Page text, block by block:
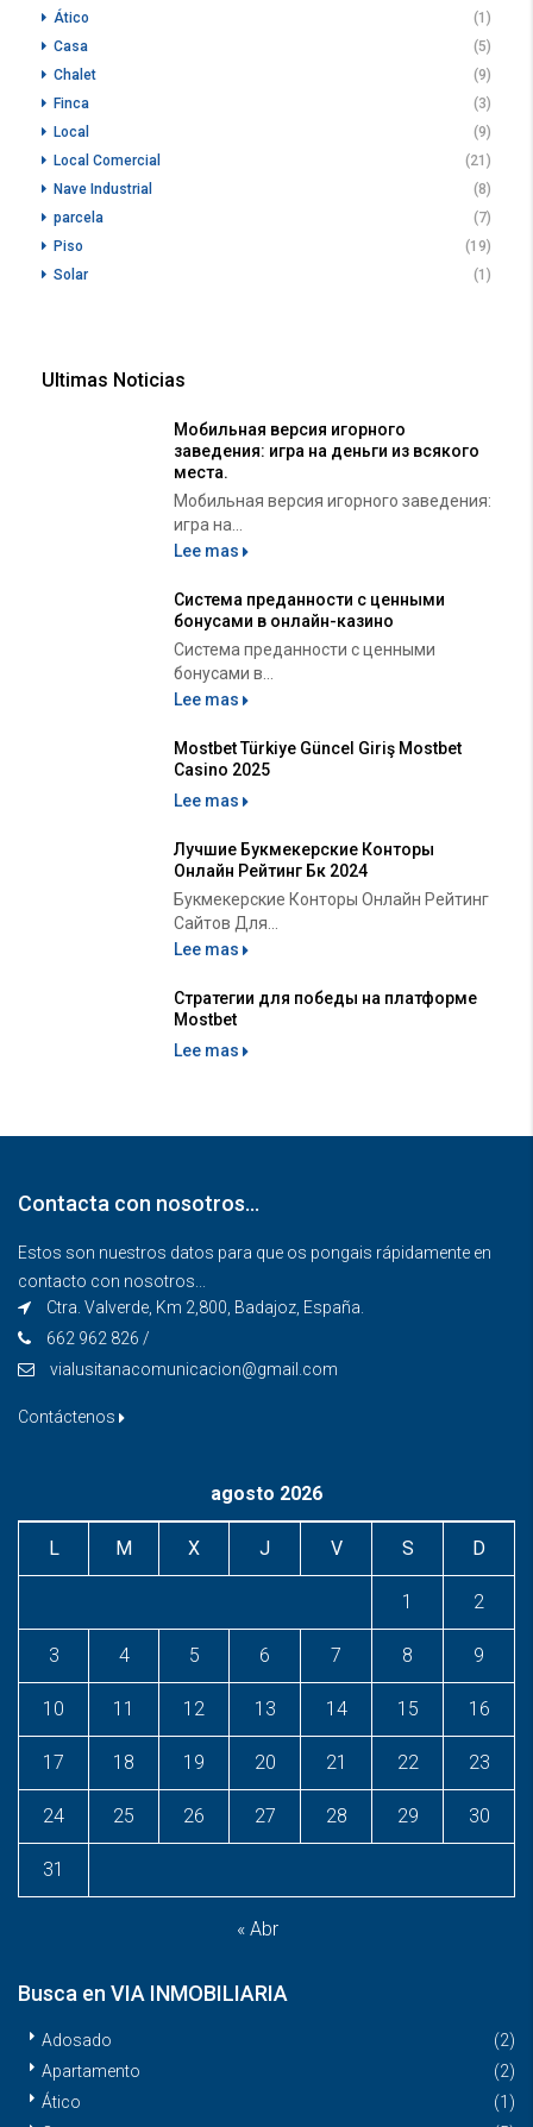
Ático
(1)
Casa
(5)
Chalet
(9)
Finca
(3)
Local
(9)
Local Comercial
(21)
Nave Industrial
(8)
parcela
(7)
Piso
(19)
Solar
(1)
Ultimas Noticias
Мобильная версия игорного
заведения: игра на деньги из всякого
места.
Мобильная версия игорного заведения:
игра на...
Lee mas
Система преданности с ценными
бонусами в онлайн-казино
Система преданности с ценными
бонусами в...
Lee mas
Mostbet Türkiye Güncel Giriş Mostbet
Casino 2025
Lee mas
Лучшие Букмекерские Конторы
Онлайн Рейтинг Бк 2024
Букмекерские Конторы Онлайн Рейтинг
Сайтов Для...
Lee mas
Стратегии для победы на платформе
Mostbet
Lee mas
Contacta con nosotros…
Estos son nuestros datos para que os pongais rápidamente en
contacto con nosotros...
Ctra. Valverde, Km 2,800, Badajoz, España.
662 962 826 /
vialusitanacomunicacion@gmail.com
Contáctenos
agosto 2026
L M X J V S D
1 2
3 4 5 6 7 8 9
10 11 12 13 14 15 16
17 18 19 20 21 22 23
24 25 26 27 28 29 30
31
« Abr
Busca en VIA INMOBILIARIA
Adosado
(2)
Apartamento
(2)
Ático
(1)